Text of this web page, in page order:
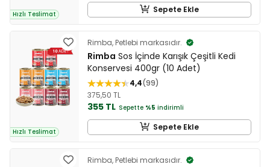
Hızlı Teslimat Sepete Ekle
Hızlı Teslimat
Rimba, Petlebi markasıdır.
Rimba Sos İçinde Karışık Çeşitli Kedi
Konservesi 400gr (10 Adet)
4,4 99
375,50 TL
355 TL Sepette %5 indirimli
Sepete Ekle
Rimba, Petlebi markasıdır.